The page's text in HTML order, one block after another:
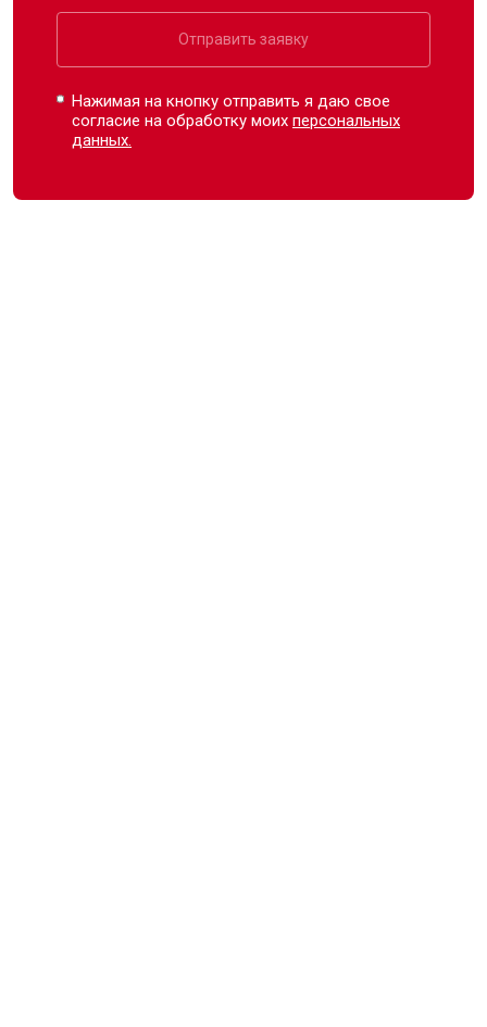
Отправить заявку
Нажимая на кнопку отправить я даю свое
согласие на обработку моихперсональных
данных.